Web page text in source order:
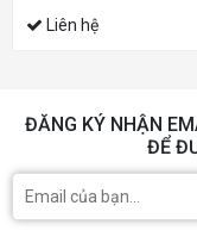
Liên hệ
ĐĂNG KÝ NHẬN
ĐỂ